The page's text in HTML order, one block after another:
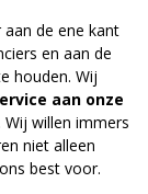
de ene kant
en aan de
houden. Wij
aan onze
willen immers
niet alleen
best voor.